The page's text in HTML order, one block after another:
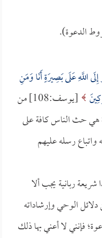
الدعوة).
اللَّهِ عَلَى بَصِيرَةٍ أَنَا وَمَنِ
[يوسف:108] من
هي حث الناس كافة على
واتباع رسله عليهم
ربانية يجب ألا
الوحي وإرشاداته
فإنني لا أعني بها ذلك